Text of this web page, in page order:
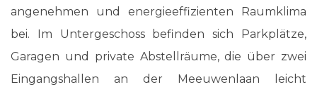
angenehmen und energieeffizienten Raumklima
bei. Im Untergeschoss befinden sich Parkplätze,
Garagen und private Abstellräume, die über zwei
Eingangshallen an der Meeuwenlaan leicht